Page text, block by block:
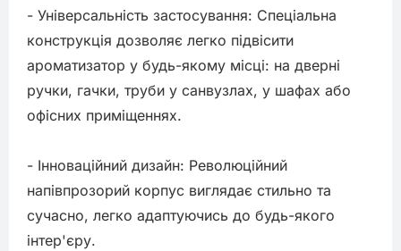
- Універсальність застосування: Спеціальна
конструкція дозволяє легко підвісити
ароматизатор у будь-якому місці: на дверні
ручки, гачки, труби у санвузлах, у шафах або
офісних приміщеннях.
- Інноваційний дизайн: Революційний
напівпрозорий корпус виглядає стильно та
сучасно, легко адаптуючись до будь-якого
інтер'єру.